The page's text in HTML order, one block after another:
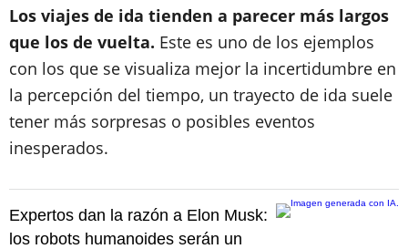
Los viajes de ida tienden a parecer más largos
que los de vuelta. Este es uno de los ejemplos
con los que se visualiza mejor la incertidumbre en
la percepción del tiempo, un trayecto de ida suele
tener más sorpresas o posibles eventos
inesperados.
Expertos dan la razón a Elon Musk:
los robots humanoides serán un